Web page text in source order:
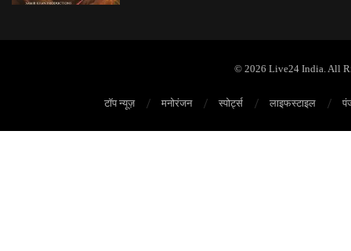
© 2026 Live24 India. All
टॉप न्यूज़ मनोरंजन स्पोर्ट्स लाइफस्टाइल